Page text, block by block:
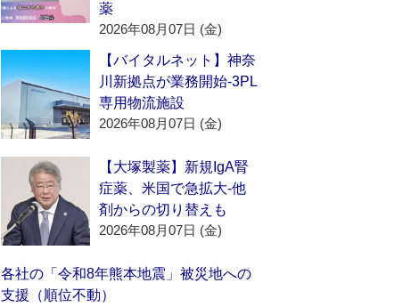
薬
2026年08月07日 (金)
【バイタルネット】神奈
川新拠点が業務開始‐3PL
専用物流施設
2026年08月07日 (金)
【大塚製薬】新規IgA腎
症薬、米国で急拡大‐他
剤からの切り替えも
2026年08月07日 (金)
各社の「令和8年熊本地震」被災地への
支援（順位不動）